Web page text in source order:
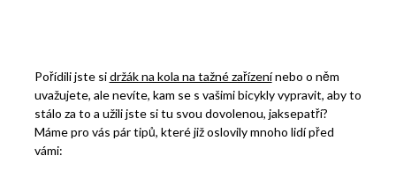
Pořídili jste sidržák na kola na tažné zařízenínebo o něm
uvažujete, ale nevíte, kam se s vašimi bicykly vypravit, aby to
stálo za to a užili jste si tu svou dovolenou, jaksepatří?
Máme pro vás pár tipů, které již oslovily mnoho lidí před
vámi: